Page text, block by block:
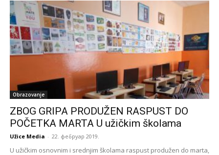
Obrazovanje
ZBOG GRIPA PRODUŽEN RASPUST DO
POČETKA MARTA U užičkim školama
Užice Media - 22. фебруар 2019.
U užičkim osnovnim i srednjim školama raspust produžen do marta,